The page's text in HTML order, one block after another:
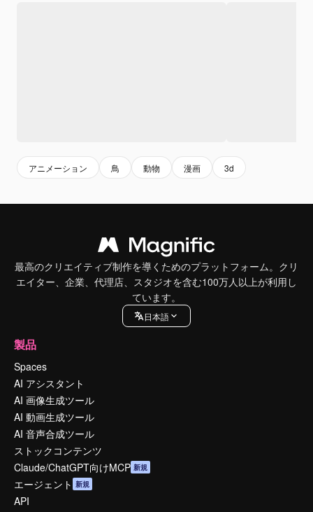
アニメーション 鳥 動物 漫画 3d
最高のクリエイティブ制作を導くためのプラットフォーム。クリ
エイター、企業、代理店、スタジオを含む100万人以上が利用し
ています。
日本語
製品
Spaces
AI アシスタント
AI 画像生成ツール
AI 動画生成ツール
AI 音声合成ツール
ストックコンテンツ
Claude/ChatGPT向けMCP 新規
エージェント 新規
API